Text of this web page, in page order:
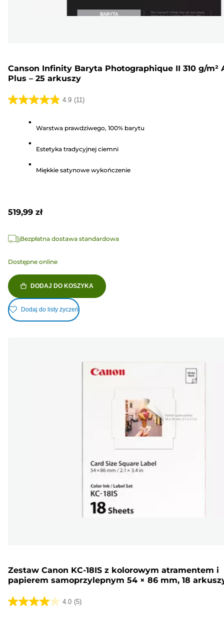
Canson Infinity Baryta Photographique II 310 g/m²
Plus – 25 arkuszy
4.9 (11)
4.9
gwiazdek.
Recenzji
Warstwa prawdziwego, 100% barytu
Estetyka tradycyjnej ciemni
Miękkie satynowe wykończenie
519,99 zł
Bezpłatna dostawa standardowa
Dostępne online
DODAJ DO KOSZYKA
Dodaj do listy życzeń
Zestaw Canon KC-18IS z kolorowym atramentem i
papierem samoprzylepnym 54 × 86 mm, 18
4.0 (5)
4.0